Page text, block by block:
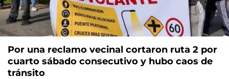
Por una reclamo vecinal cortaron ruta 2 por
cuarto sábado consecutivo y hubo caos de
tránsito